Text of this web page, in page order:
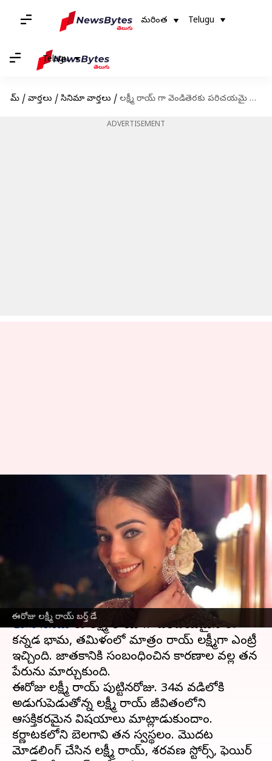
మరింత Telugu
Telugu
హోమ్ / వార్తలు / సినిమా వార్తలు / లక్ష్మీ రాయ్ గా వెండితెరకు పరిచయమై రాయ్ లక్ష్మీగా పేరు మార్చుకున్న హీరోయిన్ జీవితంలోని ఆసక్తికరమైన విషయాలు
ADVERTISEMENT
ఈరోజు లక్ష్మీ రాయ్ బర్త్ డే
లక్ష్మీ రాయ్ గా వెండితెరకు
పరిచయమై రాయ్ లక్ష్మీగా పేరు
మార్చుకున్న హీరోయిన్ జీవితంలోని
ఆసక్తికరమైన విషయాలు
May 05, 2023 10:05 am
తెలుగు సినిమాకు లక్ష్మీ రాయ్ గా పరిచయమైన ఈ
కన్నడ భామ, తమిళంలో మాత్రం రాయ్ లక్ష్మీగా ఎంట్రీ
ఇచ్చింది. జాతకానికి సంబంధించిన కారణాల వల్ల తన
పేరును మార్చుకుంది.
ఈరోజు లక్ష్మీ రాయ్ పుట్టినరోజు. 34వ వడిలోకి
అడుగుపెడుతోన్న లక్ష్మీ రాయ్ జీవితంలోని
ఆసక్తికరమైన విషయాలు మాట్లాడుకుందాం.
కర్ణాటకలోని బెలగావి తన స్వస్థలం. మొదట
మోడలింగ్ చేసిన లక్ష్మీ రాయ్, శరవణ స్టోర్స్, ఫెయిర్